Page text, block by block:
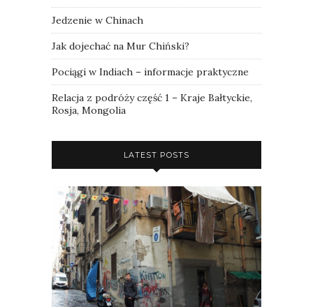
Jedzenie w Chinach
Jak dojechać na Mur Chiński?
Pociągi w Indiach – informacje praktyczne
Relacja z podróży część 1 – Kraje Bałtyckie,
Rosja, Mongolia
LATEST POSTS